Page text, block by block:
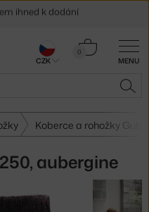
MENU
0
Košík
Koberce a rohožky Gubi
aubergine
zboží
CZK